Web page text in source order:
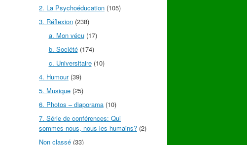
2. La Psychoéducation (105)
3. Réflexion (238)
a. Mon vécu(17)
b. Société(174)
c. Universitaire(10)
4. Humour(39)
5. Musique (25)
6. Photos – diaporama (10)
7. Série de conférences: Qui
sommes-nous, nous les humains? (2)
Non classé (33)